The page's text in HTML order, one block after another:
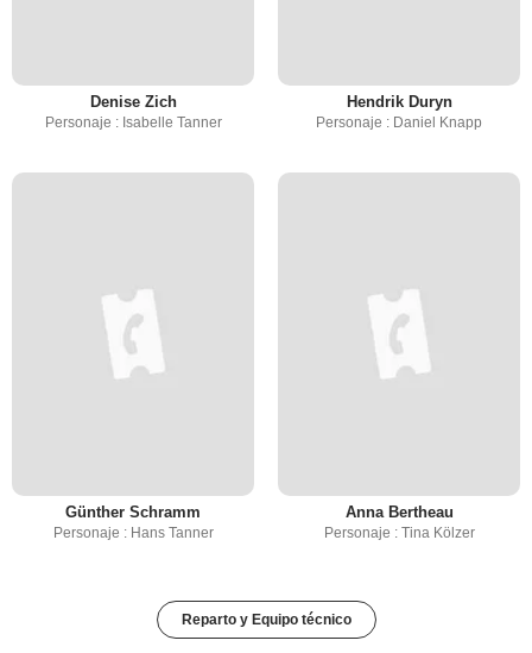
Denise Zich
Personaje : Isabelle Tanner
Hendrik Duryn
Personaje : Daniel Knapp
Günther Schramm
Personaje : Hans Tanner
Anna Bertheau
Personaje : Tina Kölzer
Reparto y Equipo técnico